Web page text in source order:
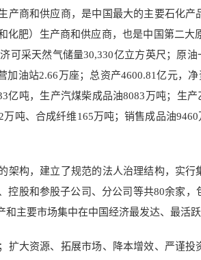
产商和供应商，是中国最大的主要石化
化肥）生产商和供应商，也是中国第二大
可采天然气储量30,330亿立方英尺；原
加油站2.66万座；总资产4600.81亿元，
亿吨，生产汽煤柴成品油8083万吨；生
吨、合成纤维165万吨；销售成品油
架构，建立了规范的法人治理结构，实
控股和参股子公司、分公司等共80余家
主要市场集中在中国经济最发达、最活
扩大资源、拓展市场、降本增效、严谨